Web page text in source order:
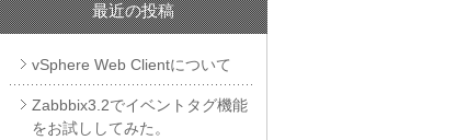
最近の投稿
vSphere Web Clientについて
Zabbbix3.2でイベントタグ機能
をお試ししてみた。